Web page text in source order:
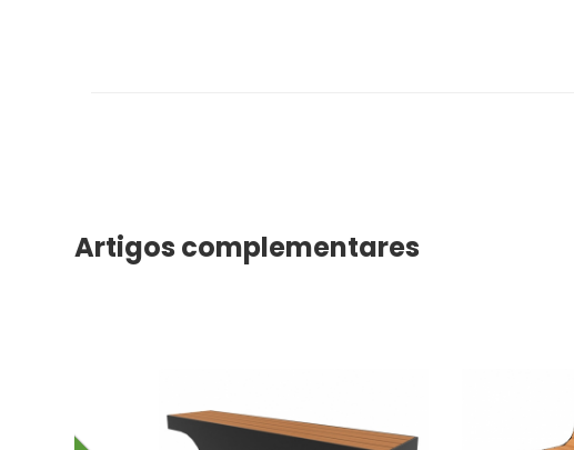
Artigos complementares